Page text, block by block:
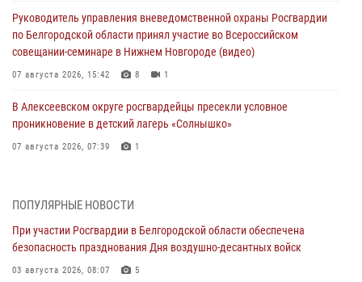
Руководитель управления вневедомственной охраны Росгвардии
по Белгородской области принял участие во Всероссийском
совещании-семинаре в Нижнем Новгороде (видео)
07 августа 2026, 15:42 8 1
В Алексеевском округе росгвардейцы пресекли условное
проникновение в детский лагерь «Солнышко»
07 августа 2026, 07:39 1
Подвиги героев‑росгвардейцев увековечили в новой музейной
экспозиции белгородского музея‑диорамы «Курская битва.
ПОПУЛЯРНЫЕ НОВОСТИ
При участии Росгвардии в Белгородской области обеспечена
безопасность празднования Дня воздушно-десантных войск
03 августа 2026, 08:07 5